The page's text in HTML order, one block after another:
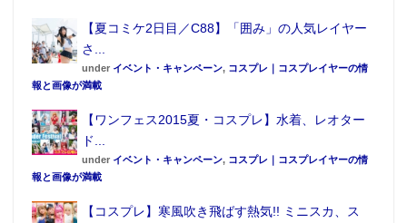
【夏コミケ2日目／C88】「囲み」の人気レイヤー
さ...
under イベント・キャンペーン, コスプレ｜コスプレイヤーの情
報と画像が満載
【ワンフェス2015夏・コスプレ】水着、レオター
ド...
under イベント・キャンペーン, コスプレ｜コスプレイヤーの情
報と画像が満載
【コスプレ】寒風吹き飛ばす熱気!! ミニスカ、ス